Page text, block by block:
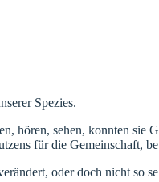
Spezies.
sehen, konnten sie
für die Gemeinschaft,
oder doch nicht so